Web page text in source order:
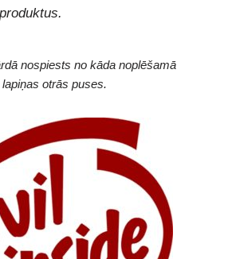
nospiests no kāda noplēšamā
otrās puses.